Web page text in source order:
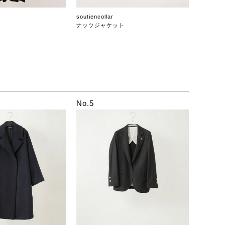
soutiencollar
ナッツジャケット
No.5